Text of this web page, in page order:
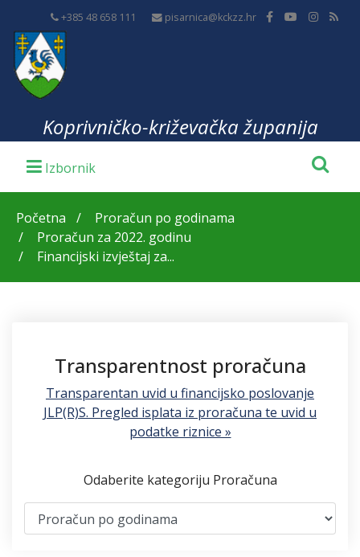
+385 48 658 111 pisarnica@kckzz.hr
Koprivničko-križevačka županija
Početna
Proračun po godinama
Proračun za 2022. godinu
Financijski izvještaj za...
Transparentnost proračuna
Transparentan uvid u financijsko poslovanje
JLP(R)S. Pregled isplata iz proračuna te uvid u
podatke riznice »
Odaberite kategoriju Proračuna